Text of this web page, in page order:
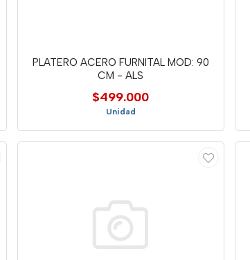
PLATERO ACERO FURNITAL MOD: 90
CM - ALS
$499.000
Unidad